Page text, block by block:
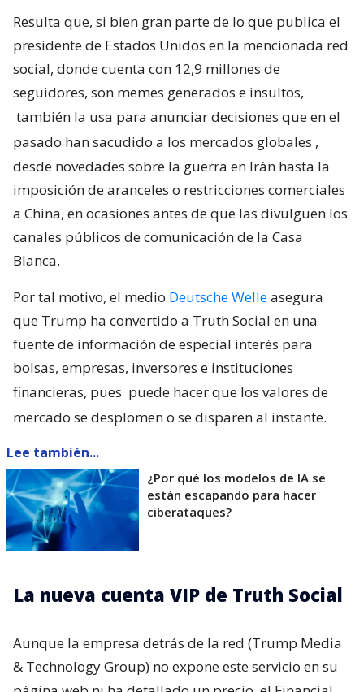
Resulta que, si bien gran parte de lo que publica el
presidente de Estados Unidos en la mencionada red
social, donde cuenta con 12,9 millones de
seguidores, son memes generados e insultos,
también la usa para anunciar decisiones que en el
pasado han sacudido a los mercados globales ,
desde novedades sobre la guerra en Irán hasta la
imposición de aranceles o restricciones comerciales
a China, en ocasiones antes de que las divulguen los
canales públicos de comunicación de la Casa
Blanca.
Por tal motivo, el medio Deutsche Welleasegura
que Trump ha convertido a Truth Social en una
fuente de información de especial interés para
bolsas, empresas, inversores e instituciones
financieras, pues puede hacer que los valores de
mercado se desplomen o se disparen al instante.
Lee también...
¿Por qué los modelos de IA se
están escapando para hacer
ciberataques?
La nueva cuenta VIP de Truth Social
Aunque la empresa detrás de la red (Trump Media
& Technology Group) no expone este servicio en su